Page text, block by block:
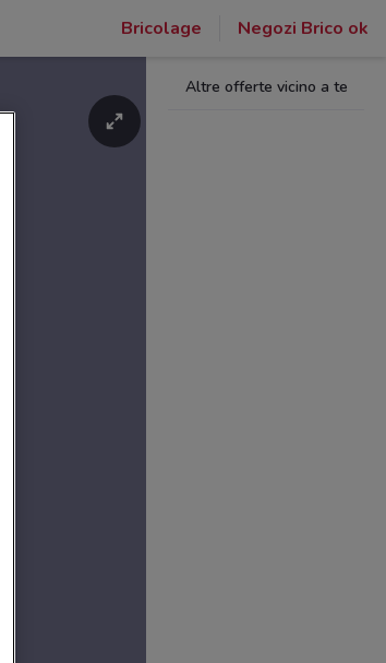
Bricolage Negozi Brico ok
Altre offerte vicino a te